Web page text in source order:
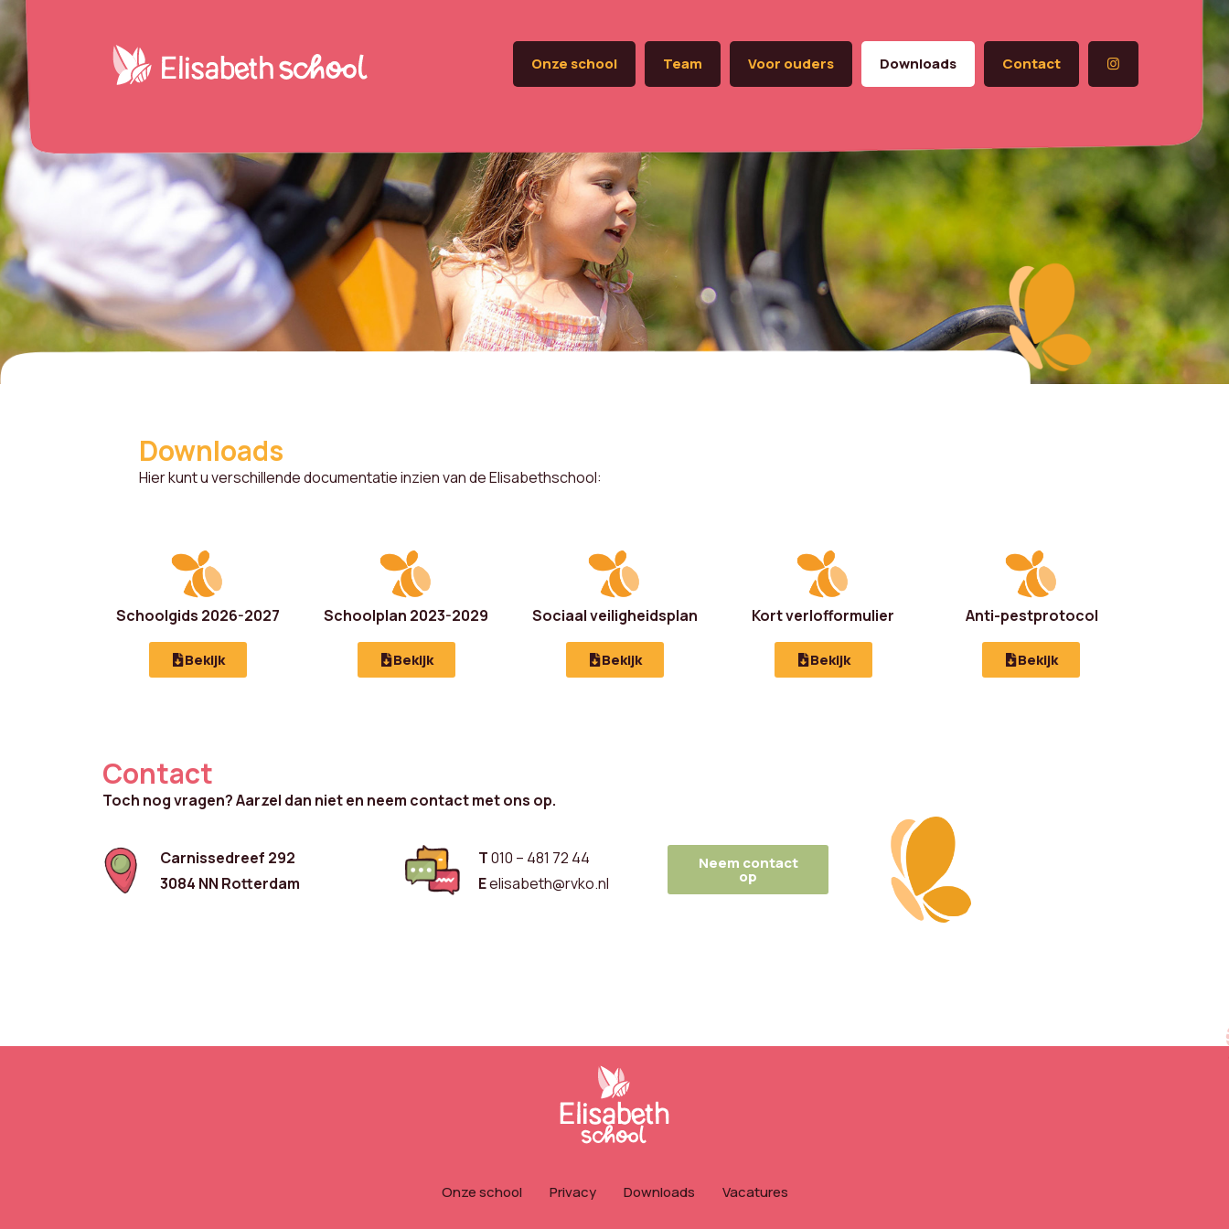
Onze school Team Voor ouders Downloads Contact
Downloads
Hier kunt u verschillende documentatie inzien van de Elisabethschool:
Schoolgids 2026-2027
Bekijk
Schoolplan 2023-2029
Bekijk
Sociaal veiligheidsplan
Bekijk
Kort verlofformulier
Bekijk
Anti-pestprotocol
Bekijk
Contact
Toch nog vragen? Aarzel dan niet en neem contact met ons op.
Carnissedreef 292
3084 NN Rotterdam
T010 – 481 72 44
Eelisabeth@rvko.nl
Neem contact
op
Onze school Privacy Downloads Vacatures